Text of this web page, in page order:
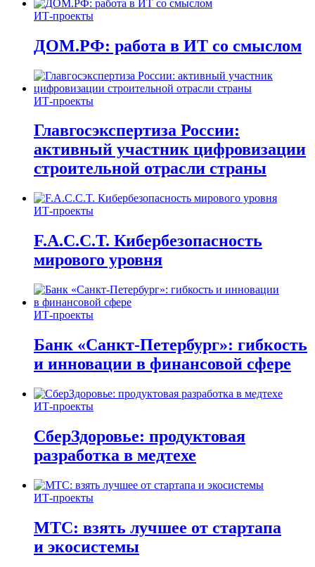
ИТ-проекты
ДОМ.РФ: работа в ИТ со смыслом
ИТ-проекты
Главгосэкспертиза России:
активный участник цифровизации
строительной отрасли страны
ИТ-проекты
F.A.C.C.T. Кибербезопасность
мирового уровня
ИТ-проекты
Банк «Санкт-Петербург»: гибкость
и инновации в финансовой сфере
ИТ-проекты
СберЗдоровье: продуктовая
разработка в медтехе
ИТ-проекты
МТС: взять лучшее от стартапа
и экосистемы